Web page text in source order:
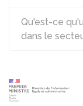
Qu'est-ce
dans le